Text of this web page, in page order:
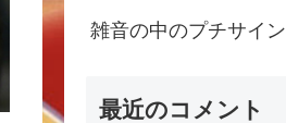
雑音の中のプチサイン
最近のコメント